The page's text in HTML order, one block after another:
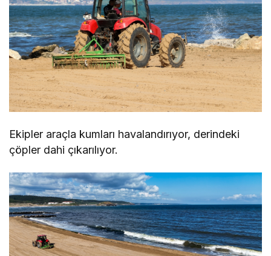
Ekipler araçla kumları havalandırıyor, derindeki
çöpler dahi çıkarılıyor.